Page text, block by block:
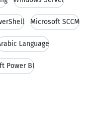
Microsoft SCCM
Language
Power BI